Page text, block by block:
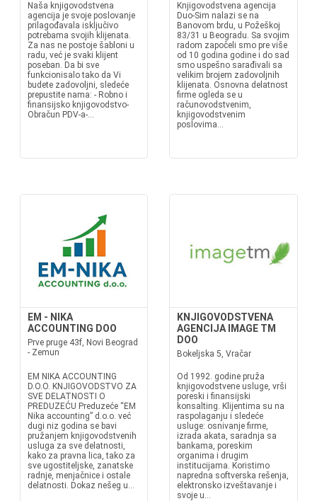
Naša knjigovodstvena
agencija je svoje poslovanje
prilagođavala isključivo
potrebama svojih klijenata.
Za nas ne postoje šabloni u
radu, već je svaki klijent
poseban. Da bi sve
funkcionisalo tako da Vi
budete zadovoljni, sledeće
prepustite nama: - Robno i
finansijsko knjigovodstvo-
Obračun PDV-a-...
Knjigovodstvena agencija
Duo-Sim nalazi se na
Banovom brdu, u Požeškoj
83/31 u Beogradu. Sa svojim
radom započeli smo pre više
od 10 godina godine i do sad
smo uspešno sarađivali sa
velikim brojem zadovoljnih
klijenata. Osnovna delatnost
firme ogleda se u
računovodstvenim,
knjigovodstvenim
poslovima...
EM - NIKA
ACCOUNTING DOO
Prve pruge 43f, Novi Beograd
- Zemun
EM NIKA ACCOUNTING
D.O.O. KNJIGOVODSTVO ZA
SVE DELATNOSTI O
PREDUZEĆU Preduzeće “EM
Nika accounting” d.o.o. već
dugi niz godina se bavi
pružanjem knjigovodstvenih
usluga za sve delatnosti,
kako za pravna lica, tako za
sve ugostiteljske, zanatske
radnje, menjačnice i ostale
delatnosti. Dokaz nešeg u...
KNJIGOVODSTVENA
AGENCIJA IMAGE TM
DOO
Bokeljska 5, Vračar
Od 1992. godine pruža
knjigovodstvene usluge, vrši
poreski i finansijski
konsalting. Klijentima su na
raspolaganju i sledeće
usluge: osnivanje firme,
izrada akata, saradnja sa
bankama, poreskim
organima i drugim
institucijama. Koristimo
napredna softverska rešenja,
elektronsko izveštavanje i
svoje u...